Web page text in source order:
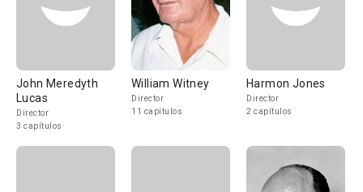
John Meredyth
Lucas
Director
3 capítulos
William Witney
Director
11 capítulos
Harmon Jones
Director
2 capítulos